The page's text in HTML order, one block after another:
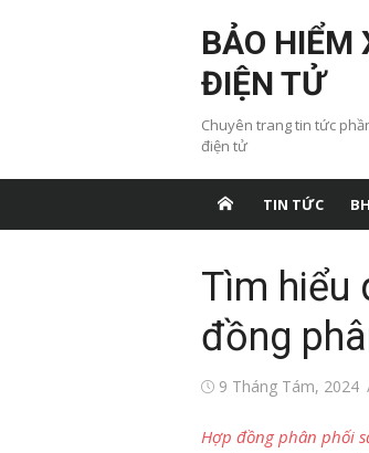
BẢO HIỂM
ĐIỆN TỬ
Chuyên trang tin tức
điện tử
TIN TỨC
Tìm hiểu
đồng
Đăng9 Tháng Tám, 2024
Hợp đồng phân phối